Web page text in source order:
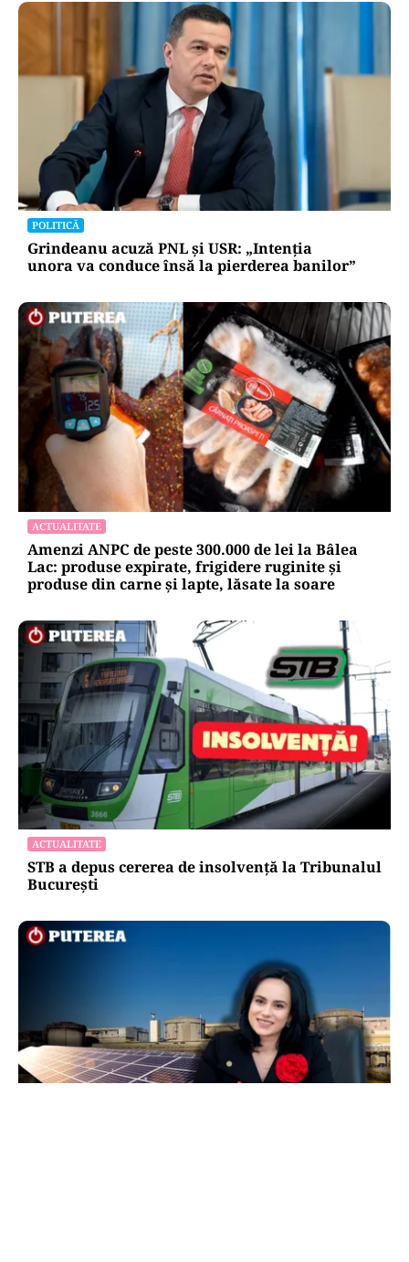
POLITICĂ
Grindeanu acuză PNL și USR: „Intenția
unora va conduce însă la pierderea banilor”
ACTUALITATE
Amenzi ANPC de peste 300.000 de lei la Bâlea
Lac: produse expirate, frigidere ruginite și
produse din carne și lapte, lăsate la soare
ACTUALITATE
STB a depus cererea de insolvență la Tribunalul
București